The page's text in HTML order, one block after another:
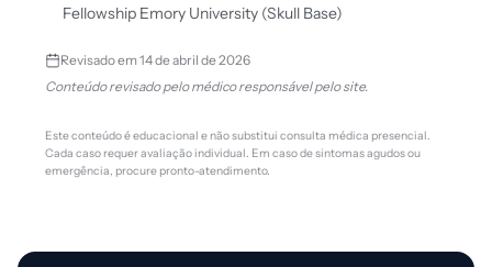
Fellowship Emory University (Skull Base)
Revisado em 14 de abril de 2026
Conteúdo revisado pelo médico responsável pelo site.
Este conteúdo é educacional e não substitui consulta médica presencial.
Cada caso requer avaliação individual. Em caso de sintomas agudos ou
emergência, procure pronto-atendimento.